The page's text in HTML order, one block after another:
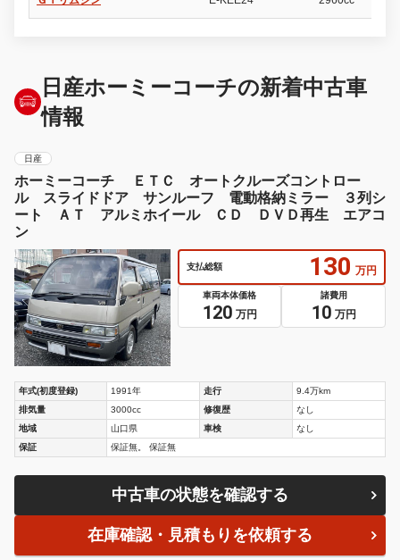
日産ホーミーコーチの新着中古車
情報
日産
ホーミーコーチ ＥＴＣ オートクルーズコントロー
ル スライドドア サンルーフ 電動格納ミラー ３列シ
ート ＡＴ アルミホイール ＣＤ ＤＶＤ再生 エアコ
ン
支払総額 130 万円
車両本体価格
120 万円
諸費用
10 万円
年式(初度登録) 1991年 走行
9.4万km
排気量
3000cc 修復歴
なし
地域
山口県 車検
なし
保証
保証無。 保証無
中古車の状態を確認する
在庫確認・見積もりを依頼する